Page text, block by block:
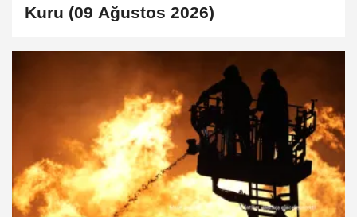
Kuru (09 Ağustos 2026)